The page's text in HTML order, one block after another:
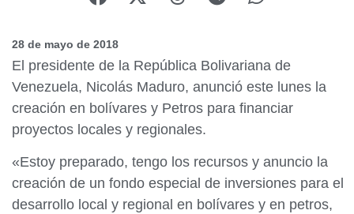
28 de mayo de 2018
El presidente de la República Bolivariana de
Venezuela, Nicolás Maduro, anunció este lunes la
creación en bolívares y Petros para financiar
proyectos locales y regionales.
«Estoy preparado, tengo los recursos y anuncio la
creación de un fondo especial de inversiones para el
desarrollo local y regional en bolívares y en petros,